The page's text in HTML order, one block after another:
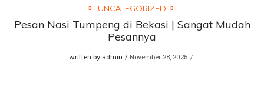
UNCATEGORIZED
Pesan Nasi Tumpeng di Bekasi | Sangat Mudah
Pesannya
written by admin November 28, 2025